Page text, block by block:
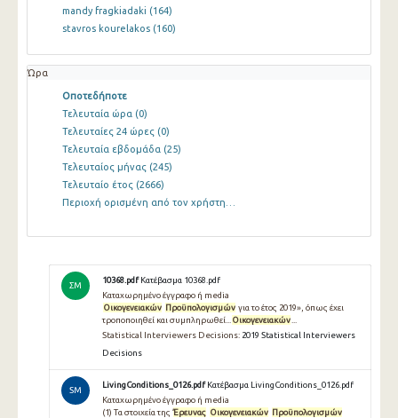
mandy fragkiadaki (164)
stavros kourelakos (160)
Ώρα
Οποτεδήποτε
Τελευταία ώρα (0)
Τελευταίες 24 ώρες (0)
Τελευταία εβδομάδα (25)
Τελευταίος μήνας (245)
Τελευταίο έτος (2666)
Περιοχή ορισμένη από τον χρήστη…
ΣΜ
10368.pdf Κατέβασμα 10368.pdf
Καταχωρημένο έγγραφο ή media
Οικογενειακών Προϋπολογισμών για το έτος 2019», όπως έχει
τροποποιηθεί και συμπληρωθεί... Οικογενειακών...
Statistical Interviewers Decisions: 2019 Statistical Interviewers
Decisions
SM
LivingConditions_0126.pdf Κατέβασμα LivingConditions_0126.pdf
Καταχωρημένο έγγραφο ή media
(1) Τα στοιχεία της Έρευνας Οικογενειακών Προϋπολογισμών